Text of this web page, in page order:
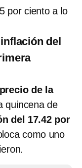
por ciento a lo
del
precio de la
quincena de
del 17.42 por
como uno